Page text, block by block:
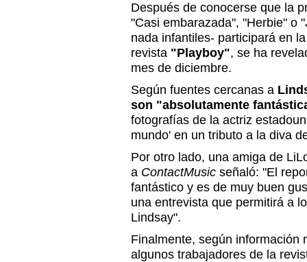
Después de conocerse que la
"Casi embarazada", "Herbie" o
nada infantiles- participará en
revista "Playboy", se ha
mes de diciembre.
Según fuentes cercanas a
son "absolutamente
fotografías de la actriz
mundo' en un tributo a la diva
Por otro lado, una amiga de
a ContactMusic señaló: "El
fantástico y es de muy buen
una entrevista que permitirá a
Lindsay".
Finalmente, según información
algunos trabajadores de la